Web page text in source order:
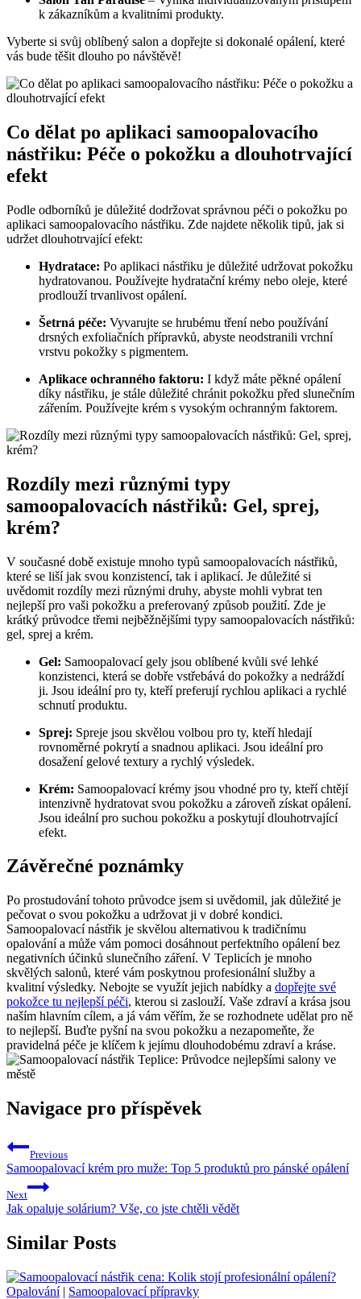
k zákazníkům a kvalitními produkty.
Vyberte si svůj oblíbený salon a dopřejte si dokonalé opálení, které
vás bude těšit dlouho po návštěvě!
Co dělat po aplikaci samoopalovacího
nástřiku: Péče o pokožku a dlouhotrvající
efekt
Podle odborníků je důležité dodržovat správnou péči o pokožku po
aplikaci samoopalovacího nástřiku. Zde najdete několik tipů, jak si
udržet dlouhotrvající efekt:
Hydratace: Po aplikaci nástřiku je důležité udržovat pokožku
hydratovanou. Používejte hydratační krémy nebo oleje, které
prodlouží trvanlivost opálení.
Šetrná péče: Vyvarujte se hrubému tření nebo používání
drsných exfoliačních přípravků, abyste neodstranili vrchní
vrstvu pokožky s pigmentem.
Aplikace ochranného faktoru: I když máte pěkné opálení
díky nástřiku, je stále důležité chránit pokožku před slunečním
zářením. Používejte krém s vysokým ochranným faktorem.
Rozdíly mezi různými typy
samoopalovacích nástřiků: Gel, sprej,
krém?
V současné době existuje mnoho typů samoopalovacích nástřiků,
které se liší jak svou konzistencí, tak i aplikací. Je důležité si
uvědomit rozdíly mezi různými druhy, abyste mohli vybrat ten
nejlepší pro vaši pokožku a preferovaný způsob použití. Zde je
krátký průvodce třemi nejběžnějšími typy samoopalovacích nástřiků:
gel, sprej a krém.
Gel: Samoopalovací gely jsou oblíbené kvůli své lehké
konzistenci, která se dobře vstřebává do pokožky a nedráždí
ji. Jsou ideální pro ty, kteří preferují rychlou aplikaci a rychlé
schnutí produktu.
Sprej: Spreje jsou skvělou volbou pro ty, kteří hledají
rovnoměrné pokrytí a snadnou aplikaci. Jsou ideální pro
dosažení gelové textury a rychlý výsledek.
Krém: Samoopalovací krémy jsou vhodné pro ty, kteří chtějí
intenzivně hydratovat svou pokožku a zároveň získat opálení.
Jsou ideální pro suchou pokožku a poskytují dlouhotrvající
efekt.
Závěrečné poznámky
Po prostudování tohoto průvodce jsem si uvědomil, jak důležité je
pečovat o svou pokožku a udržovat ji v dobré kondici.
Samoopalovací nástřik je skvělou alternativou k tradičnímu
opalování a může vám pomoci dosáhnout perfektního opálení bez
negativních účinků slunečního záření. V Teplicích je mnoho
skvělých salonů, které vám poskytnou profesionální služby a
kvalitní výsledky. Nebojte se využít jejich nabídky a dopřejte své
pokožce tu nejlepší péči, kterou si zaslouží. Vaše zdraví a krása jsou
naším hlavním cílem, a já vám věřím, že se rozhodnete udělat pro ně
to nejlepší. Buďte pyšní na svou pokožku a nezapomeňte, že
pravidelná péče je klíčem k jejímu dlouhodobému zdraví a kráse.
Navigace pro příspěvek
Previous
Samoopalovací krém pro muže: Top 5 produktů pro pánské opálení
Next
Jak opaluje solárium? Vše, co jste chtěli vědět
Similar Posts
Opalování| Samoopalovací přípravky